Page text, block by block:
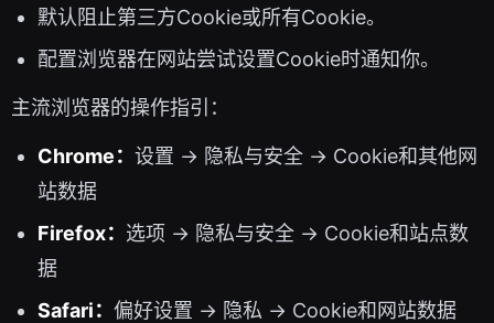
默认阻止第三方Cookie或所有Cookie。
配置浏览器在网站尝试设置Cookie时通知你。
主流浏览器的操作指引：
Chrome： 设置 → 隐私与安全 → Cookie和其他网
站数据
Firefox： 选项 → 隐私与安全 → Cookie和站点数
据
Safari： 偏好设置 → 隐私 → Cookie和网站数据